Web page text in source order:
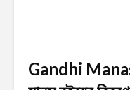
Gandhi